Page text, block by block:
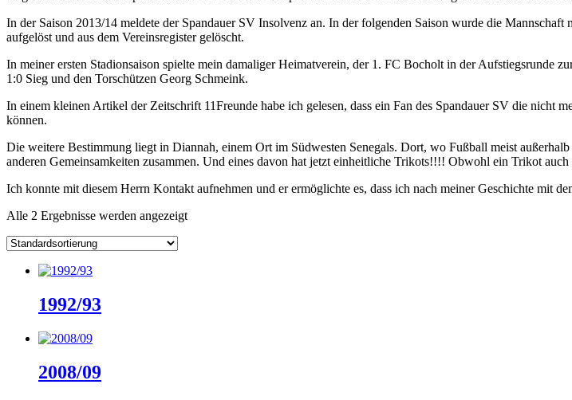
In der Saison 2013/14 meldete der Spandauer SV Insolvenz an. In der folgenden Saison wurde die
aufgelöst und aus dem Vereinsregister gelöscht.
In meiner ersten Stadionsaison spielte mein damaliger Heimatverein, der 1. FC Bocholt in der Aufstiegsrunde
1:0 Sieg und den Torschützen Georg Schmeink.
In einem kleinen Artikel der Zeitschrift 11Freunde habe ich gelesen, dass ein Fan des Spandauer SV die nicht
können.
Die weitere Bestimmung liegt in Diannah, einem Ort im Südwesten Senegals. Dort, wo Fußball meist
anderen Gemeinsamkeiten zusammen. Und eines davon hat jetzt einheitliche Trikots!!!! Obwohl ein Trikot
Ich konnte mit diesem Herrn Kontakt aufnehmen und er ermöglichte es, dass ich nach meiner Geschichte mit
Alle 2 Ergebnisse werden angezeigt
1992/93
2008/09